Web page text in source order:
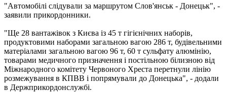
"Автомобілі слідували за маршрутом Слов'янськ - Донецьк", -
заявили прикордонники.
"Ще 28 вантажівок з Києва із 45 т гігієнічних наборів,
продуктовими наборами загальною вагою 286 т, будівельними
матеріалами загальною вагою 96 т, 60 т сульфату алюмінію,
товарами медичного призначення і постільною білизною від
Міжнародного комітету Червоного Хреста перетнули лінію
розмежування в КПВВ і попрямували до Донецька", - додали
в Держприкордонслужбі.